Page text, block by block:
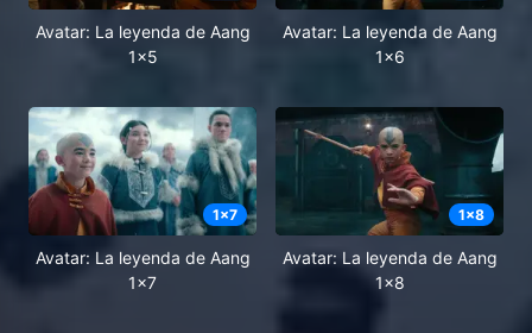
Avatar: La leyenda de Aang
1x5
Avatar: La leyenda de Aang
1x6
1x7
Avatar: La leyenda de Aang
1x7
1x8
Avatar: La leyenda de Aang
1x8